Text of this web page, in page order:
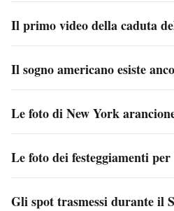
Il primo video della caduta
Il sogno americano esiste
Le foto di New York
Le foto dei festeggiamenti
Gli spot trasmessi durante il